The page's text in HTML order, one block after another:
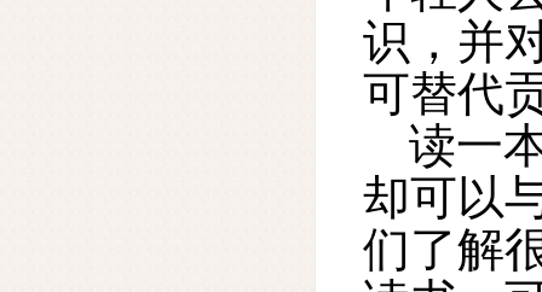
识，并
可替代
读一
却可以
们了解